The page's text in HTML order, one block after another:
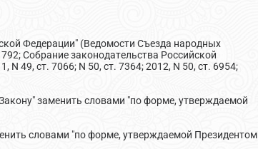
Федерации" (Ведомости Съезда народных
Собрание законодательства Российской
N 49, ст. 7066; N 50, ст. 7364; 2012, N 50, ст. 6954;
заменить словами "по форме, утверждаемой
словами "по форме, утверждаемой Президентом